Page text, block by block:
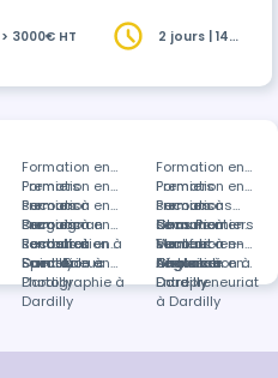
> 3000€ HT
2 jours | 14
Formation en
Premiers
secours à
Draguignan
Formation en
Premiers
secours à
Chaumont
Formation en
Premiers
secours à
Fondettes
Formation en
Premiers
secours à
Montfort-en-
Chalosse
Formation en
Premiers
secours à
Saint-Brieuc
Formations
dans Premiers
secours à
distance
Formation en
Restauration à
Dardilly
Formation en
Vente et
négociation à
Dardilly
Formation en
Spectacle à
Dardilly
Formation en
Anglais à
Dardilly
Formation en
Photographie à
Dardilly
Formation en
Entrepreneuriat
à Dardilly